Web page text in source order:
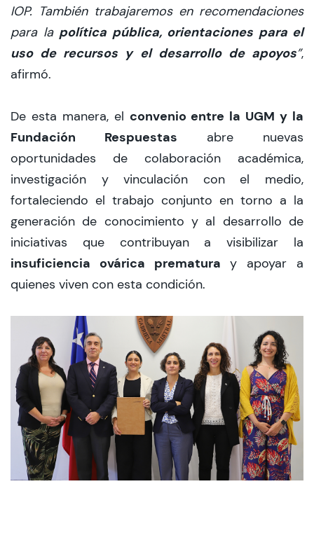
IOP. También trabajaremos en recomendaciones
para la política pública, orientaciones para el
uso de recursos y el desarrollo de apoyos”,
afirmó.
De esta manera, el convenio entre la UGM y la
Fundación Respuestas abre nuevas
oportunidades de colaboración académica,
investigación y vinculación con el medio,
fortaleciendo el trabajo conjunto en torno a la
generación de conocimiento y al desarrollo de
iniciativas que contribuyan a visibilizar la
insuficiencia ovárica prematura y apoyar a
quienes viven con esta condición.